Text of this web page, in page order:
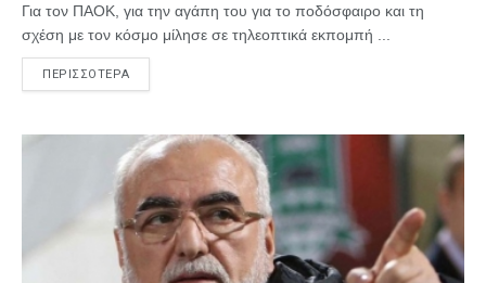
Για τον ΠΑΟΚ, για την αγάπη του για το ποδόσφαιρο και τη
σχέση με τον κόσμο μίλησε σε τηλεοπτικά εκπομπή ...
ΠΕΡΙΣΣΟΤΕΡΑ